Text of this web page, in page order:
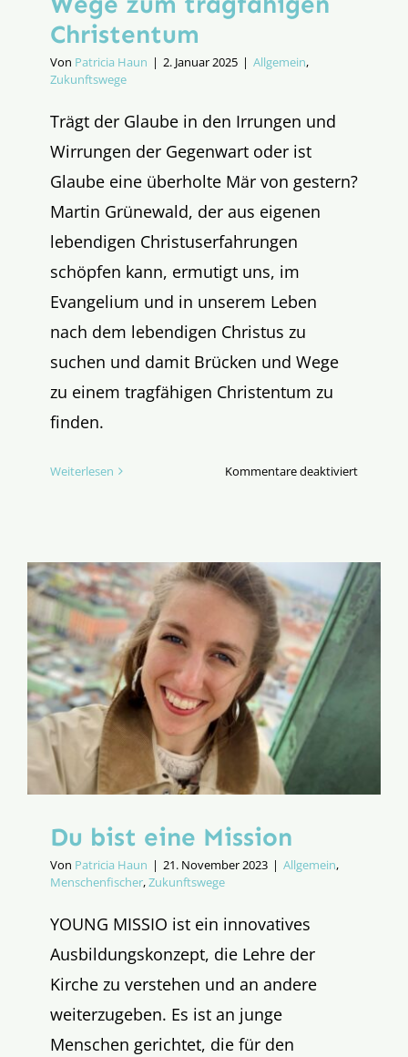
Christentum
Von Patricia Haun | 2. Januar 2025 | Allgemein,
Zukunftswege
Trägt der Glaube in den Irrungen und
Wirrungen der Gegenwart oder ist
Glaube eine überholte Mär von gestern?
Martin Grünewald, der aus eigenen
lebendigen Christuserfahrungen
schöpfen kann, ermutigt uns, im
Evangelium und in unserem Leben
nach dem lebendigen Christus zu
suchen und damit Brücken und Wege
zu einem tragfähigen Christentum zu
finden.
Weiterlesen Kommentare deaktiviertfür
Du bist eine Mission
Von Patricia Haun | 21. November 2023 | Allgemein,
Menschenfischer,Zukunftswege
YOUNG MISSIO ist ein innovatives
Ausbildungskonzept, die Lehre der
Kirche zu verstehen und an andere
weiterzugeben. Es ist an junge
Menschen gerichtet, die für den